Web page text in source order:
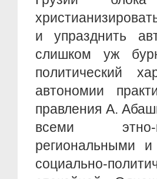
и упразднить
слишком уж
политический
автономии
правления А.
всеми этно-
региональными
социально-